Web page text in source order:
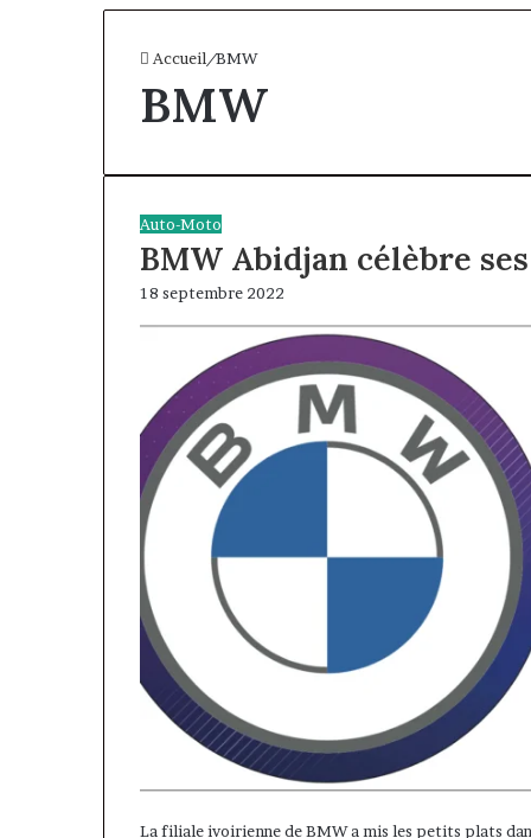
Accueil/BMW
BMW
Auto-Moto
BMW Abidjan célèbre
18 septembre 2022
La filiale ivoirienne de BMW a mis les petits plats